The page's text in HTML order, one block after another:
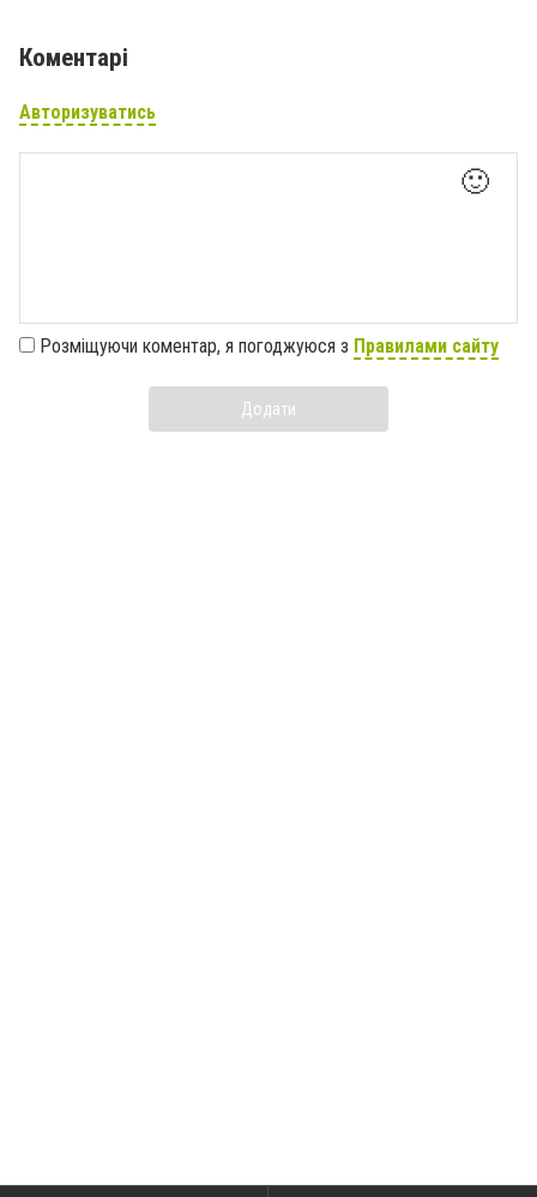
Коментарі
Авторизуватись
🙂
Розміщуючи коментар, я погоджуюся з Правилами сайту
Додати